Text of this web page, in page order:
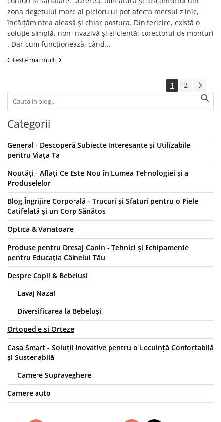
zona degetului mare al piciorului pot afecta mersul zilnic,
încălțămintea aleasă și chiar postura. Din fericire, există o
soluție simplă, non-invazivă și eficientă: corectorul de monturi
. Dar cum funcționează, când...
Citeste mai mult
1 2
Categorii
General - Descoperă Subiecte Interesante și Utilizabile
pentru Viața Ta
Noutăți - Aflați Ce Este Nou în Lumea Tehnologiei și a
Produselelor
Blog Îngrijire Corporală - Trucuri și Sfaturi pentru o Piele
Catifelată și un Corp Sănătos
Optica & Vanatoare
Produse pentru Dresaj Canin - Tehnici și Echipamente
pentru Educația Câinelui Tău
Despre Copii & Bebelusi
Lavaj Nazal
Diversificarea la Bebeluși
Ortopedie si Orteze
Casa Smart - Soluții Inovative pentru o Locuință Confortabilă
și Sustenabilă
Camere Supraveghere
Camere auto